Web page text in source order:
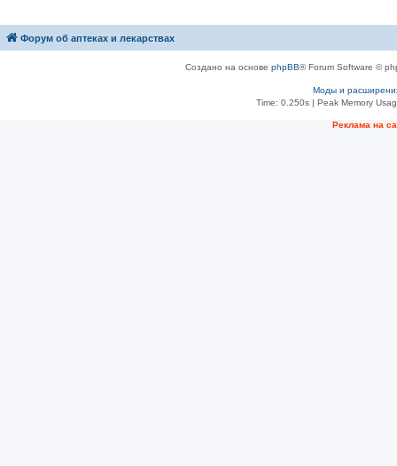
Форум об аптеках и лекарствах
Создано на основе phpBB® Forum Software ©
Моды и
Time: 0.250s| Peak Memory
Рeклама на